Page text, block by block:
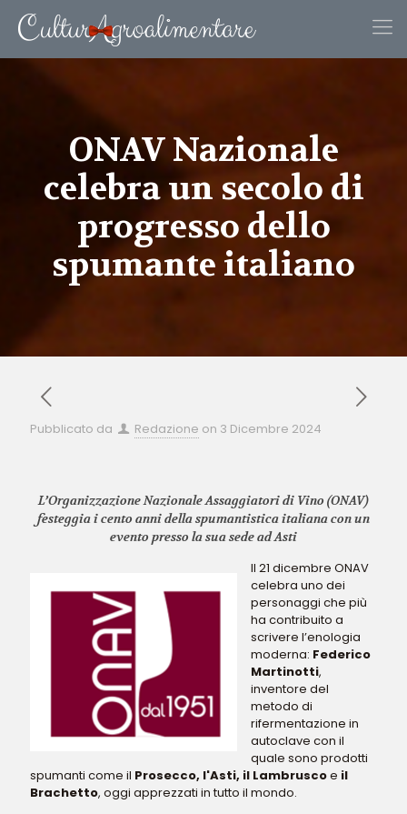
ONAV Nazionale
celebra un secolo di
progresso dello
spumante italiano
Pubblicato da Redazione on 3 Dicembre 2024
L’Organizzazione Nazionale Assaggiatori di Vino (ONAV)
festeggia i cento anni della spumantistica italiana con un
evento presso la sua sede ad Asti
Il 21 dicembre ONAV
celebra uno dei
personaggi che più
ha contribuito a
scrivere l’enologia
moderna: Federico
Martinotti,
inventore del
metodo di
rifermentazione in
autoclave con il
quale sono prodotti
spumanti come il Prosecco, l'Asti, il Lambruscoe il
Brachetto, oggi apprezzati in tutto il mondo.